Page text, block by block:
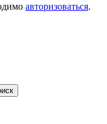
авторизоваться.